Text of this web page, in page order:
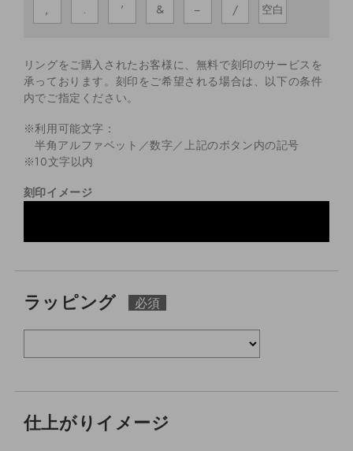
, . ' & − / 空白
リングをご購入されたお客様に、無料で刻印のサービスを
承っております。 刻印をご希望される場合は、以下の条件
内でご指定ください。
※利用可能文字：
半角アルファベット／数字／上記のボタン内の記号
※10文字以内
刻印イメージ
ラッピング
仕上がりイメージ